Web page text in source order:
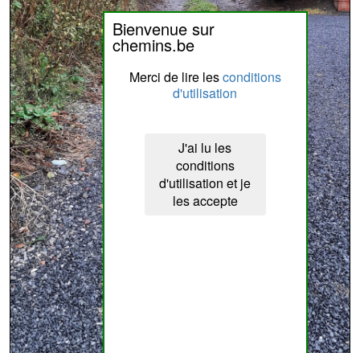
Bienvenue sur
chemins.be
Merci de lire lesconditions
d'utilisation
J'ai lu les
conditions
d'utilisation et je
les accepte